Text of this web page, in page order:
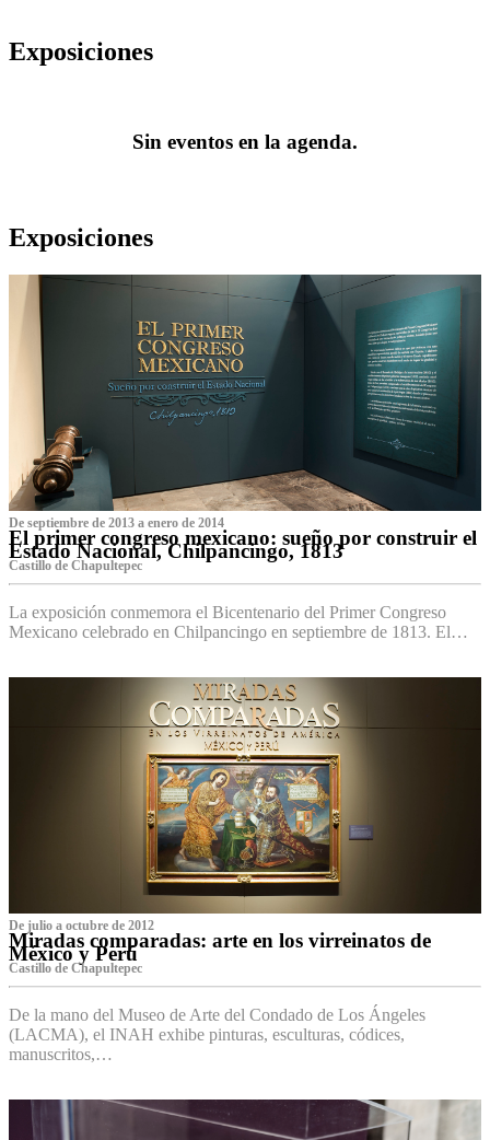
Exposiciones
Sin eventos en la agenda.
Exposiciones
De septiembre de 2013 a enero de 2014
El primer congreso mexicano: sueño por construir el
Estado Nacional, Chilpancingo, 1813
Castillo de Chapultepec
La exposición conmemora el Bicentenario del Primer Congreso
Mexicano celebrado en Chilpancingo en septiembre de 1813. El…
De julio a octubre de 2012
Miradas comparadas: arte en los virreinatos de
México y Perú
Castillo de Chapultepec
De la mano del Museo de Arte del Condado de Los Ángeles
(LACMA), el INAH exhibe pinturas, esculturas, códices,
manuscritos,…